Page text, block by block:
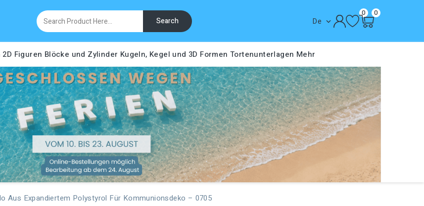
Search De 
0 0
2D Figuren Blöcke und Zylinder Kugeln, Kegel und 3D Formen Tortenunterlagen Mehr
Aus Expandiertem Polystyrol Für Kommunionsdeko – 0705